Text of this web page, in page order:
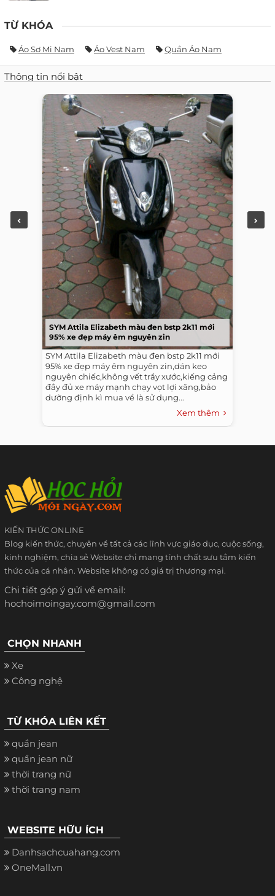
TỪ KHÓA
Áo Sơ Mi Nam Áo Vest Nam Quần Áo Nam
Thông tin nổi bật
SYM Attila Elizabeth màu đen bstp 2k11 mới
95% xe đẹp máy êm nguyên zin
SYM Attila Elizabeth màu đen bstp 2k11 mới
95% xe đẹp máy êm nguyên zin,dán keo
nguyên chiếc,không vết trầy xước,kiếng cảng
đầy đủ xe máy mạnh chạy vọt lợi xăng,bảo
dưỡng định kì mua về là sử dụng...
Xem thêm
KIẾN THỨC ONLINE
Blog kiến thức, chuyên về tất cả các lĩnh vực giáo dục, cuộc sống,
kinh nghiệm, chia sẻ Website chỉ mang tính chất sưu tầm kiến
thức của cá nhân. Website không có giá trị thương mại.
Chi tiết góp ý gửi về email:
hochoimoingay.com@gmail.com
CHỌN NHANH
Xe
Công nghệ
TỪ KHÓA LIÊN KẾT
quần jean
quần jean nữ
thời trang nữ
thời trang nam
WEBSITE HỮU ÍCH
Danhsachcuahang.com
OneMall.vn